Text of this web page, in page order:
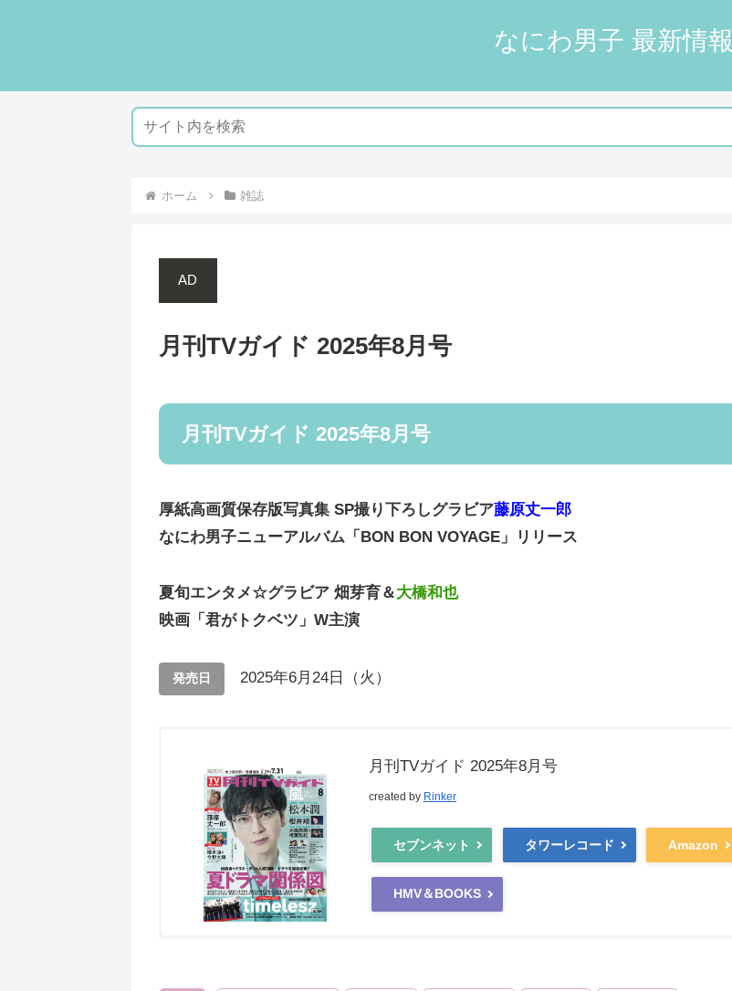
なにわ男子 最新情報
ホーム 雑誌
AD
月刊TVガイド 2025年8月号
月刊TVガイド 2025年8月号
厚紙高画質保存版写真集 SP撮り下ろしグラビア藤原丈一郎
なにわ男子ニューアルバム「BON BON VOYAGE」リリース
夏旬エンタメ☆グラビア 畑芽育＆大橋和也
映画「君がトクベツ」W主演
発売日 2025年6月24日（火）
月刊TVガイド 2025年8月号
created by Rinker
セブンネット タワーレコード Amazon
HMV＆BOOKS